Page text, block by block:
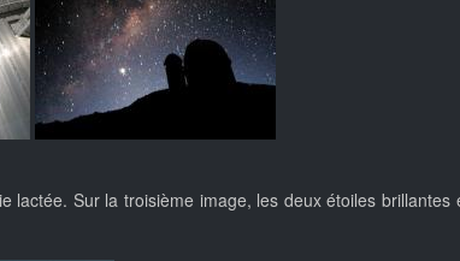
Sur la troisième image, les deux étoiles brillantes